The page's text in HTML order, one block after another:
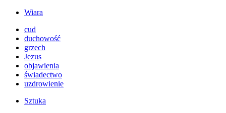
Wiara
cud
duchowość
grzech
Jezus
objawienia
świadectwo
uzdrowienie
Sztuka